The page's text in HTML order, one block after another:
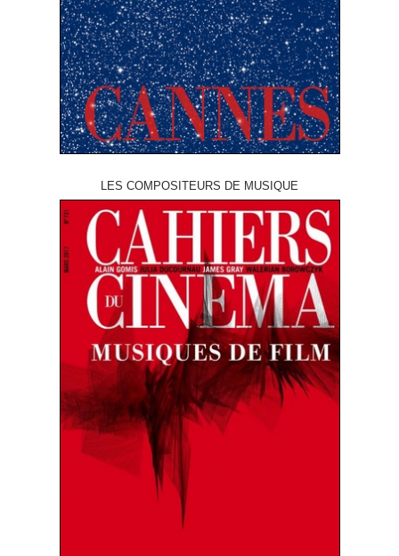
LES COMPOSITEURS DE MUSIQUE